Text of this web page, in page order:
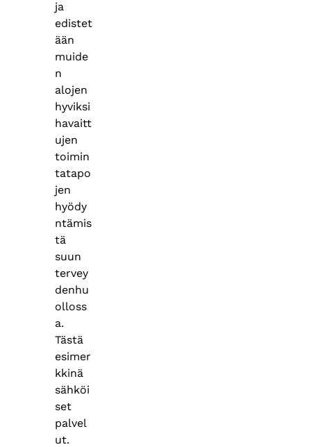
ja
edistet
ään
muide
n
alojen
hyviksi
havaitt
ujen
toimin
tatapo
jen
hyödy
ntämis
tä
suun
tervey
denhu
olloss
a.
Tästä
esimer
kkinä
sähköi
set
palvel
ut.